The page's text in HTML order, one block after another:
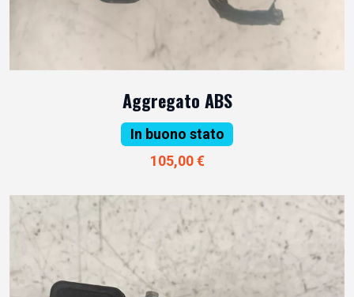
Aggregato ABS
In buono stato
105,00 €